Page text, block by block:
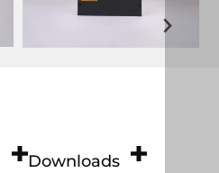
Downloads